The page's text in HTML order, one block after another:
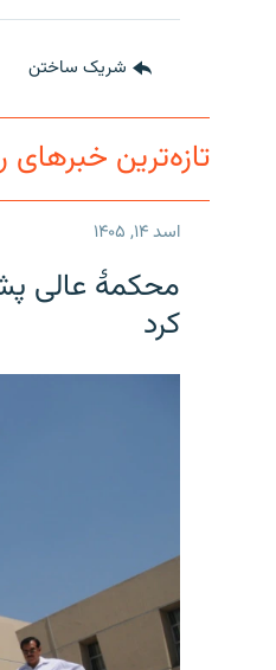
شریک ساختن
تازه‌ترین خبرهای
اسد ۱۴, ۱۴۰۵
محکمۀ عالی
کرد